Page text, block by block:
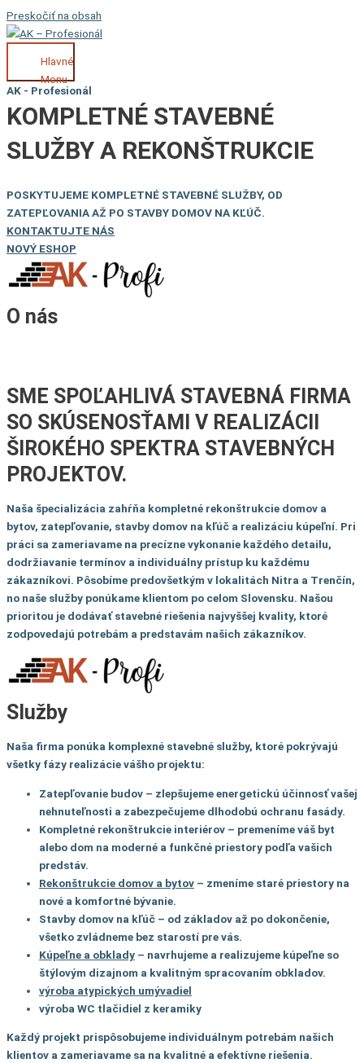
Preskočiť na obsah
Hlavné
Menu
AK - Profesionál
KOMPLETNÉ STAVEBNÉ
SLUŽBY A REKONŠTRUKCIE
POSKYTUJEME KOMPLETNÉ STAVEBNÉ SLUŽBY, OD
ZATEPĽOVANIA AŽ PO STAVBY DOMOV NA KĽÚČ.
KONTAKTUJTE NÁS
NOVÝ ESHOP
O nás
SME SPOĽAHLIVÁ STAVEBNÁ FIRMA
SO SKÚSENOSŤAMI V REALIZÁCII
ŠIROKÉHO SPEKTRA STAVEBNÝCH
PROJEKTOV.
Naša špecializácia zahŕňa kompletné rekonštrukcie domov a
bytov, zatepľovanie, stavby domov na kľúč a realizáciu kúpeľní. Pri
práci sa zameriavame na precízne vykonanie každého detailu,
dodržiavanie termínov a individuálny prístup ku každému
zákazníkovi. Pôsobíme predovšetkým v lokalitách Nitra a Trenčín,
no naše služby ponúkame klientom po celom Slovensku. Našou
prioritou je dodávať stavebné riešenia najvyššej kvality, ktoré
zodpovedajú potrebám a predstavám našich zákazníkov.
Služby
Naša firma ponúka komplexné stavebné služby, ktoré pokrývajú
všetky fázy realizácie vášho projektu:
Zatepľovanie budov – zlepšujeme energetickú účinnosť vašej
nehnuteľnosti a zabezpečujeme dlhodobú ochranu fasády.
Kompletné rekonštrukcie interiérov – premeníme váš byt
alebo dom na moderné a funkčné priestory podľa vašich
predstáv.
Rekonštrukcie domov a bytov – zmeníme staré priestory na
nové a komfortné bývanie.
Stavby domov na kľúč – od základov až po dokončenie,
všetko zvládneme bez starostí pre vás.
Kúpeľne a obklady – navrhujeme a realizujeme kúpeľne so
štýlovým dizajnom a kvalitným spracovaním obkladov.
výroba atypických umývadiel
výroba WC tlačidiel z keramiky
Každý projekt prispôsobujeme individuálnym potrebám našich
klientov a zameriavame sa na kvalitné a efektívne riešenia.